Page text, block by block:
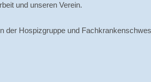
und unseren Verein.
der Hospizgruppe und